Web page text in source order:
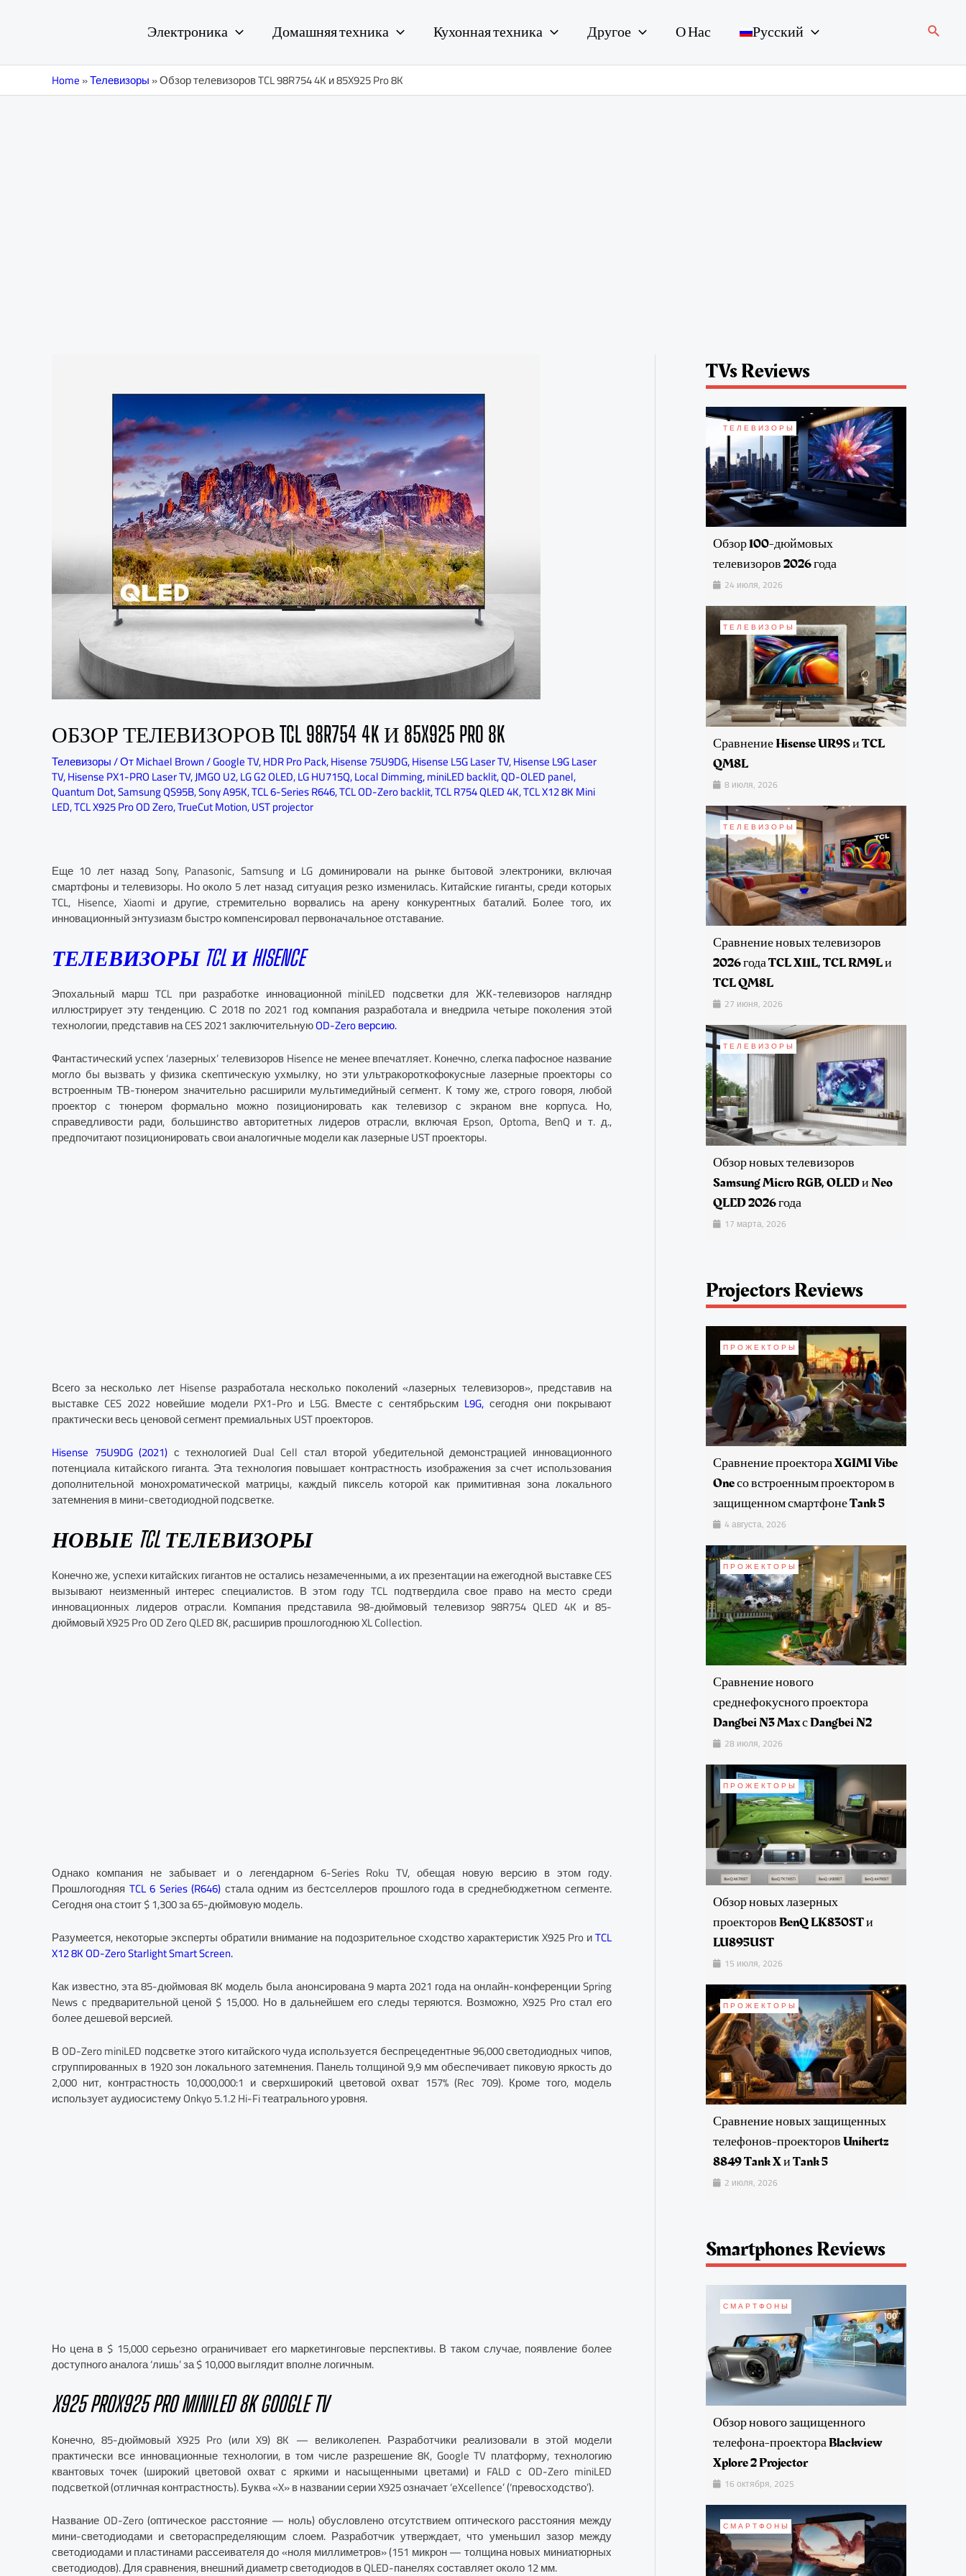
Электроника Домашняя техника Кухонная техника Другое О Нас Русский Поиск
Home»Телевизоры»Обзор телевизоров TCL 98R754 4K и 85X925 Pro 8K
ОБЗОР ТЕЛЕВИЗОРОВ TCL 98R754 4K И 85X925 PRO 8K
Телевизоры/ ОтMichael Brown/Google TV,HDR Pro Pack,Hisense 75U9DG,Hisense L5G Laser TV,Hisense L9G Laser
TV,Hisense PX1-PRO Laser TV,JMGO U2,LG G2 OLED,LG HU715Q,Local Dimming,miniLED backlit,QD-OLED panel,
Quantum Dot,Samsung QS95B,Sony A95K,TCL 6-Series R646,TCL OD-Zero backlit,TCL R754 QLED 4K,TCL X12 8K Mini
LED,TCL X925 Pro OD Zero,TrueCut Motion,UST projector
Еще 10 лет назад Sony, Panasonic, Samsung и LG доминировали на рынке бытовой электроники, включая
смартфоны и телевизоры. Но около 5 лет назад ситуация резко изменилась. Китайские гиганты, среди которых
TCL, Hisence, Xiaomi и другие, стремительно ворвались на арену конкурентных баталий. Более того, их
инновационный энтузиазм быстро компенсировал первоначальное отставание.
ТЕЛЕВИЗОРЫ TCL И HISENCE
Эпохальный марш TCL при разработке инновационной miniLED подсветки для ЖК-телевизоров нагляднр
иллюстрирует эту тенденцию. С 2018 по 2021 год компания разработала и внедрила четыре поколения этой
технологии, представив на CES 2021 заключительнуюOD-Zero версию.
Фантастический успех ‘лазерных’ телевизоров Hisence не менее впечатляет. Конечно, слегка пафосное название
могло бы вызвать у физика скептическую ухмылку, но эти ультракороткофокусные лазерные проекторы со
встроенным ТВ-тюнером значительно расширили мультимедийный сегмент. К тому же, строго говоря, любой
проектор с тюнером формально можно позиционировать как телевизор с экраном вне корпуса. Но,
справедливости ради, большинство авторитетных лидеров отрасли, включая Epson, Optoma, BenQ и т. д.,
предпочитают позиционировать свои аналогичные модели как лазерные UST проекторы.
Всего за несколько лет Hisense разработала несколько поколений «лазерных телевизоров», представив на
выставке CES 2022 новейшие модели PX1-Pro и L5G. Вместе с сентябрьским L9G, сегодня они покрывают
практически весь ценовой сегмент премиальных UST проекторов.
Hisense 75U9DG (2021) с технологией Dual Cell стал второй убедительной демонстрацией инновационного
потенциала китайского гиганта. Эта технология повышает контрастность изображения за счет использования
дополнительной монохроматической матрицы, каждый пиксель которой как примитивная зона локального
затемнения в мини-светодиодной подсветке.
НОВЫЕ TCL ТЕЛЕВИЗОРЫ
Конечно же, успехи китайских гигантов не остались незамеченными, а их презентации на ежегодной выставке CES
вызывают неизменный интерес специалистов. В этом году TCL подтвердила свое право на место среди
инновационных лидеров отрасли. Компания представила 98-дюймовый телевизор 98R754 QLED 4K и 85-
дюймовый X925 Pro OD Zero QLED 8K, расширив прошлогоднюю XL Collection.
Однако компания не забывает и о легендарном 6-Series Roku TV, обещая новую версию в этом году.
Прошлогодняя TCL 6 Series (R646) стала одним из бестселлеров прошлого года в среднебюджетном сегменте.
Сегодня она стоит $ 1,300 за 65-дюймовую модель.
Разумеется, некоторые эксперты обратили внимание на подозрительное сходство характеристик X925 Pro иTCL
X12 8K OD-Zero Starlight Smart Screen.
Как известно, эта 85-дюймовая 8K модель была анонсирована 9 марта 2021 года на онлайн-конференции Spring
News c предварительной ценой $ 15,000. Но в дальнейшем его следы теряются. Возможно, X925 Pro стал его
более дешевой версией.
В OD-Zero miniLED подсветке этого китайского чуда используется беспрецедентные 96,000 светодиодных чипов,
сгруппированных в 1920 зон локального затемнения. Панель толщиной 9,9 мм обеспечивает пиковую яркость до
2,000 нит, контрастность 10,000,000:1 и сверхширокий цветовой охват 157% (Rec 709). Кроме того, модель
использует аудиосистему Onkyo 5.1.2 Hi-Fi театрального уровня.
Но цена в $ 15,000 серьезно ограничивает его маркетинговые перспективы. В таком случае, появление более
доступного аналога ‘лишь’ за $ 10,000 выглядит вполне логичным.
X925 PROX925 PRO MINILED 8K GOOGLE TV
Конечно, 85-дюймовый X925 Pro (или X9) 8K — великолепен. Разработчики реализовали в этой модели
практически все инновационные технологии, в том числе разрешение 8K, Google TV платформу, технологию
квантовых точек (широкий цветовой охват с яркими и насыщенными цветами) и FALD с OD-Zero miniLED
подсветкой (отличная контрастность). Буква «X» в названии серии X925 означает ‘eXcellence’ (‘превосходство’).
Название OD-Zero (оптическое расстояние — ноль) обусловлено отсутствием оптического расстояния между
мини-светодиодами и светораспределяющим слоем. Разработчик утверждает, что уменьшил зазор между
светодиодами и пластинами рассеивателя до «ноля миллиметров» (151 микрон — толщина новых миниатюрных
светодиодов). Для сравнения, внешний диаметр светодиодов в QLED-панелях составляет около 12 мм.
TVs Reviews
ТЕЛЕВИЗОРЫ
Обзор 100-дюймовых
телевизоров 2026 года
24 июля, 2026
ТЕЛЕВИЗОРЫ
Сравнение Hisense UR9S и TCL
QM8L
8 июля, 2026
ТЕЛЕВИЗОРЫ
Сравнение новых телевизоров
2026 года TCL X11L, TCL RM9L и
TCL QM8L
27 июня, 2026
ТЕЛЕВИЗОРЫ
Обзор новых телевизоров
Samsung Micro RGB, OLED и Neo
QLED 2026 года
17 марта, 2026
Projectors Reviews
ПРОЖЕКТОРЫ
Сравнение проектора XGIMI Vibe
One со встроенным проектором в
защищенном смартфоне Tank 5
4 августа, 2026
ПРОЖЕКТОРЫ
Сравнение нового
среднефокусного проектора
Dangbei N3 Max с Dangbei N2
28 июля, 2026
ПРОЖЕКТОРЫ
Обзор новых лазерных
проекторов BenQ LK830ST и
LU895UST
15 июля, 2026
ПРОЖЕКТОРЫ
Сравнение новых защищенных
телефонов-проекторов Unihertz
8849 Tank X и Tank 5
2 июля, 2026
Smartphones Reviews
СМАРТФОНЫ
Обзор нового защищенного
телефона-проектора Blackview
Xplore 2 Projector
16 октября, 2025
СМАРТФОНЫ